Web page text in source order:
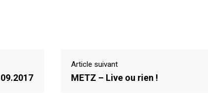
Article suivant
METZ – Live ou rien !